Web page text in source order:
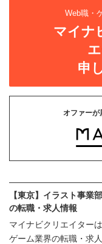
Web職・
マイナ
申
オファーが
【東京】イラスト事業
の転職・求人情報
マイナビクリエイター
ゲーム業界の転職・求